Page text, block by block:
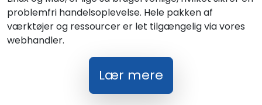
problemfri handelsoplevelse. Hele pakken af
værktøjer og ressourcer er let tilgængelig via vores
webhandler.
Lær mere